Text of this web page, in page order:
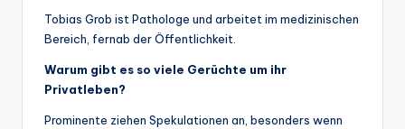
Tobias Grob ist Pathologe und arbeitet im medizinischen
Bereich, fernab der Öffentlichkeit.
Warum gibt es so viele Gerüchte um ihr
Privatleben?
Prominente ziehen Spekulationen an, besonders wenn